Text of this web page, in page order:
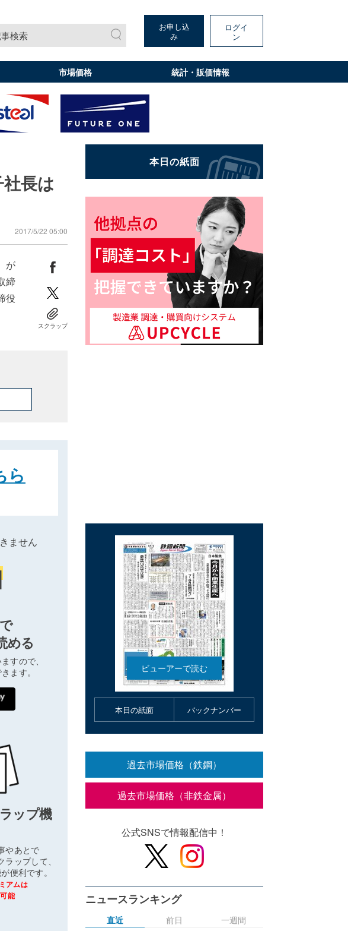
検索
お申し込
み
ログイ
ン
市場価格 統計・販価情報
長は
2017/5/22 05:00
が
締
役
スクラップ
ら
ません
める
すので、
ます。
ップ機
やあとで
ップして、
便利です。
アムは
能
本日の紙面 バックナンバー
過去市場価格（鉄鋼）
過去市場価格（非鉄金属）
公式SNSで情報配信中！
ニュースランキング
直近
前日 一週間